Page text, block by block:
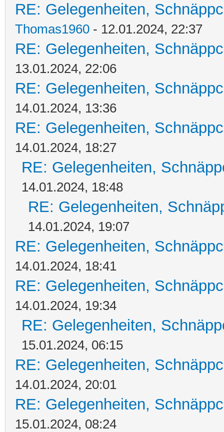
RE: Gelegenheiten,
Thomas1960 - 12.01.2024, 22:37
RE: Gelegenheiten,
13.01.2024, 22:06
RE: Gelegenheiten,
14.01.2024, 13:36
RE: Gelegenheiten,
14.01.2024, 18:27
RE: Gelegenheiten,
14.01.2024, 18:48
RE: Gelegenheiten,
14.01.2024, 19:07
RE: Gelegenheiten,
14.01.2024, 18:41
RE: Gelegenheiten,
14.01.2024, 19:34
RE: Gelegenheiten,
15.01.2024, 06:15
RE: Gelegenheiten,
14.01.2024, 20:01
RE: Gelegenheiten,
15.01.2024, 08:24